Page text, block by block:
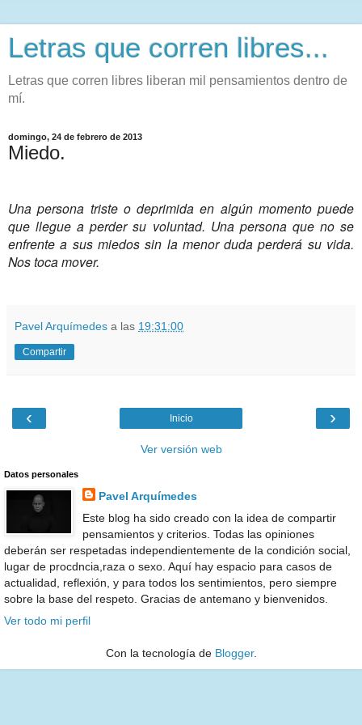
Letras que corren libres...
Letras que corren libres liberan mil pensamientos dentro de
mí.
domingo, 24 de febrero de 2013
Miedo.
Una persona triste o deprimida en algún momento puede
que llegue a perder su voluntad. Una persona que no se
enfrente a sus miedos sin la menor duda perderá su vida.
Nos toca mover.
Pavel Arquímedes a las 19:31:00
Compartir
‹ ›
Inicio
Ver versión web
Datos personales
Pavel Arquímedes
Este blog ha sido creado con la idea de compartir
pensamientos y criterios. Todas las opiniones
deberán ser respetadas independientemente de la condición social,
lugar de procdncia,raza o sexo. Aquí hay espacio para casos de
actualidad, reflexión, y para todos los sentimientos, pero siempre
sobre la base del respeto. Gracias de antemano y bienvenidos.
Ver todo mi perfil
Con la tecnología de Blogger.